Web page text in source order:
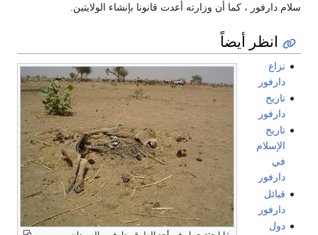
سلام دارفور ، كما أن وزارته أعدت قانونا بإنشاء الولايتين.
انظر أيضاً
نزاع
دارفور
تاريخ
دارفور
تاريخ
الإسلام
في
دارفور
قبائل
دارفور
دول